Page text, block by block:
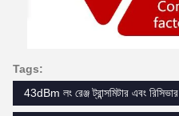
Tags:
43dBm লং রেঞ্জ ট্রান্সমিটার এবং রিসিভার